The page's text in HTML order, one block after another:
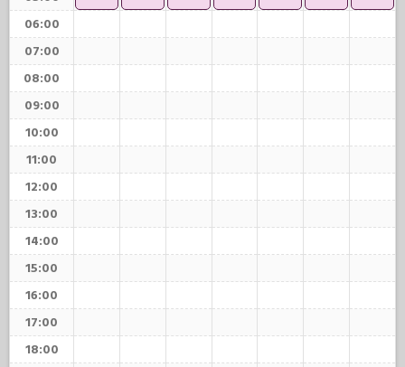
06:00
07:00
08:00
09:00
10:00
11:00
12:00
13:00
14:00
15:00
16:00
17:00
18:00